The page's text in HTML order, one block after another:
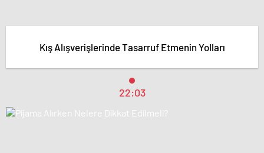
Kış Alışverişlerinde Tasarruf Etmenin Yolları
22:03